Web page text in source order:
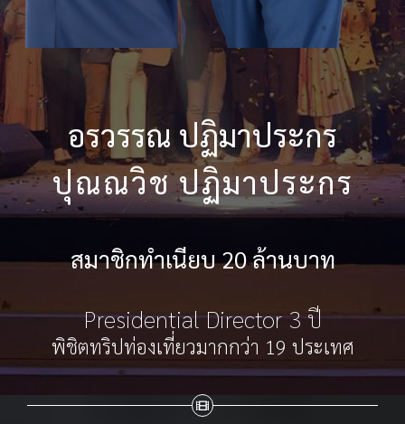
อรวรรณ ปฏิมาประกร
ปุณณวิช ปฏิมาประกร
สมาชิกทำเนียบ 20 ล้านบาท
Presidential Director 3 ปี
พิชิตทริปท่องเที่ยวมากกว่า 19 ประเทศ